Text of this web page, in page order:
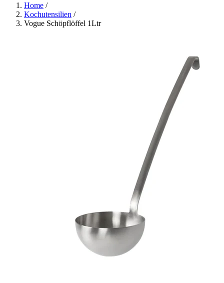
Home /
Kochutensilien /
Vogue Schöpflöffel 1Ltr